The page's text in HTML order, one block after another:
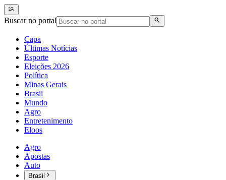
Buscar no portal
Capa
Últimas Notícias
Esporte
Eleições 2026
Política
Minas Gerais
Brasil
Mundo
Agro
Entretenimento
Eloos
Agro
Apostas
Auto
Brasil